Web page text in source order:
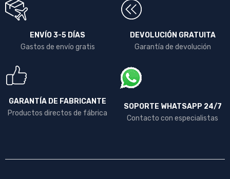
ENVÍO 3-5 DÍAS
Gastos de envío gratis
DEVOLUCIÓN GRATUITA
Garantía de devolución
GARANTÍA DE FABRICANTE
Productos directos de fábrica
SOPORTE WHATSAPP 24/7
Contacto con especialistas